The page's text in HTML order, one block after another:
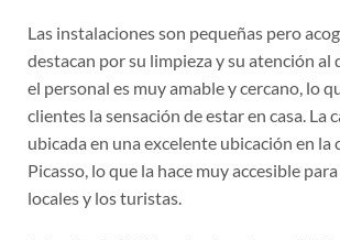
Las instalaciones son pequeñas pero
destacan por su limpieza y su atención al
el personal es muy amable y cercano, lo
clientes la sensación de estar en casa. La
ubicada en una excelente ubicación en la
Picasso, lo que la hace muy accesible
locales y los turistas.